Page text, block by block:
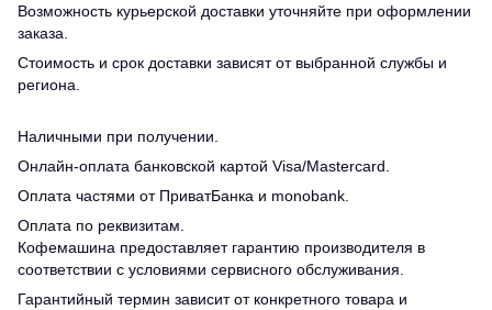
Возможность курьерской доставки уточняйте при оформлении
заказа.
Стоимость и срок доставки зависят от выбранной службы и
региона.
Наличными при получении.
Онлайн-оплата банковской картой Visa/Mastercard.
Оплата частями от ПриватБанка и monobank.
Оплата по реквизитам.
Кофемашина предоставляет гарантию производителя в
соответствии с условиями сервисного обслуживания.
Гарантийный термин зависит от конкретного товара и